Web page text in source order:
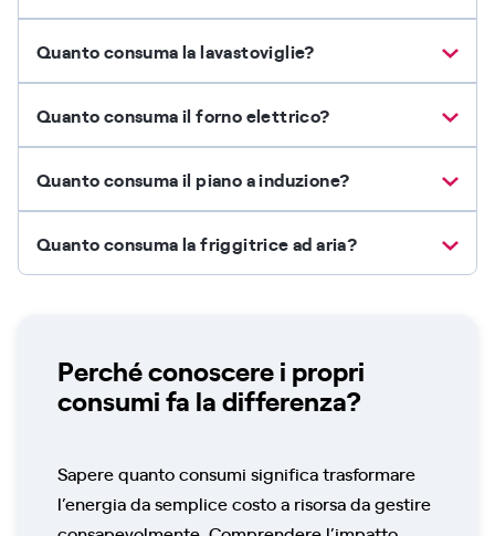
Quanto consuma la lavastoviglie?
Quanto consuma il forno elettrico?
Quanto consuma il piano a induzione?
Quanto consuma la friggitrice ad aria?
Perché conoscere i propri
consumi fa la differenza?
Sapere quanto consumi significa trasformare
l’energia da semplice costo a risorsa da gestire